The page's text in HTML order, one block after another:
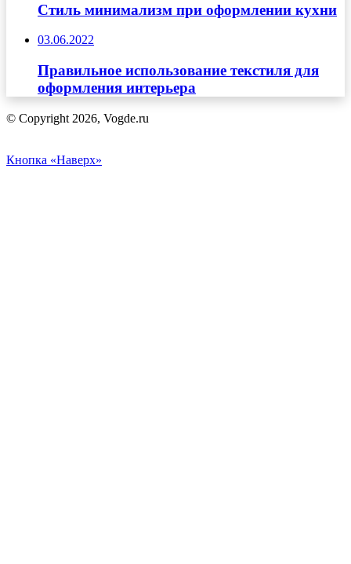
Стиль минимализм при оформлении кухни
03.06.2022
Правильное использование текстиля для
оформления интерьера
© Copyright 2026, Vogde.ru
Кнопка «Наверх»